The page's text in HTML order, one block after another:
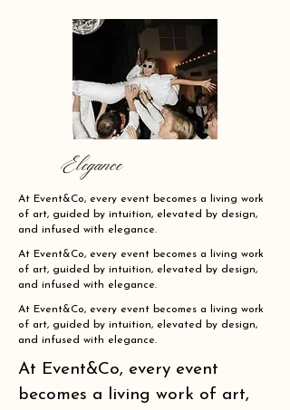
Elegance
At Event&Co, every event becomes a living work
of art, guided by intuition, elevated by design,
and infused with elegance.
At Event&Co, every event becomes a living work
of art, guided by intuition, elevated by design,
and infused with elegance.
At Event&Co, every event becomes a living work
of art, guided by intuition, elevated by design,
and infused with elegance.
At Event&Co, every event
becomes a living work of art,